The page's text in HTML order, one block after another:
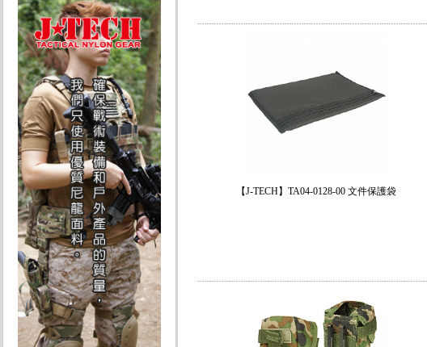
【J-TECH】TA04-0128-00 文件保護袋